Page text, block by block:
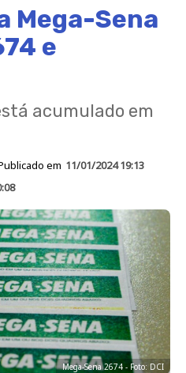
Mega-Sena
e
acumulado em
em 11/01/2024 19:13
Mega-Sena 2674 - Foto: DCI